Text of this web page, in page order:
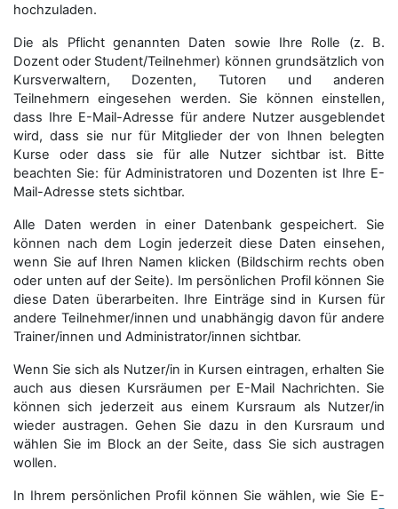
hochzuladen.
Die als Pflicht genannten Daten sowie Ihre Rolle (z. B.
Dozent oder Student/Teilnehmer) können grundsätzlich von
Kursverwaltern, Dozenten, Tutoren und anderen
Teilnehmern eingesehen werden. Sie können einstellen,
dass Ihre E-Mail-Adresse für andere Nutzer ausgeblendet
wird, dass sie nur für Mitglieder der von Ihnen belegten
Kurse oder dass sie für alle Nutzer sichtbar ist. Bitte
beachten Sie: für Administratoren und Dozenten ist Ihre E-
Mail-Adresse stets sichtbar.
Alle Daten werden in einer Datenbank gespeichert. Sie
können nach dem Login jederzeit diese Daten einsehen,
wenn Sie auf Ihren Namen klicken (Bildschirm rechts oben
oder unten auf der Seite). Im persönlichen Profil können Sie
diese Daten überarbeiten. Ihre Einträge sind in Kursen für
andere Teilnehmer/innen und unabhängig davon für andere
Trainer/innen und Administrator/innen sichtbar.
Wenn Sie sich als Nutzer/in in Kursen eintragen, erhalten Sie
auch aus diesen Kursräumen per E-Mail Nachrichten. Sie
können sich jederzeit aus einem Kursraum als Nutzer/in
wieder austragen. Gehen Sie dazu in den Kursraum und
wählen Sie im Block an der Seite, dass Sie sich austragen
wollen.
In Ihrem persönlichen Profil können Sie wählen, wie Sie E-